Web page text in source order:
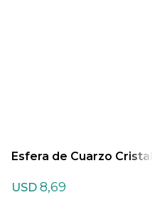
Esfera de Cuarzo Cristal
USD 8,69